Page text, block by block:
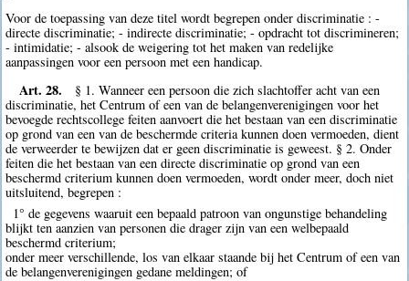
Voor de toepassing van deze titel wordt begrepen onder discriminatie : -
directe discriminatie; - indirecte discriminatie; - opdracht tot discrimineren;
- intimidatie; - alsook de weigering tot het maken van redelijke
aanpassingen voor een persoon met een handicap.
Art. 28.
§ 1. Wanneer een persoon die zich slachtoffer acht van een
discriminatie, het Centrum of een van de belangenverenigingen voor het
bevoegde rechtscollege feiten aanvoert die het bestaan van een discriminatie
op grond van een van de beschermde criteria kunnen doen vermoeden, dient
de verweerder te bewijzen dat er geen discriminatie is geweest. § 2. Onder
feiten die het bestaan van een directe discriminatie op grond van een
beschermd criterium kunnen doen vermoeden, wordt onder meer, doch niet
uitsluitend, begrepen :
1° de gegevens waaruit een bepaald patroon van ongunstige behandeling
blijkt ten aanzien van personen die drager zijn van een welbepaald
beschermd criterium;
onder meer verschillende, los van elkaar staande bij het Centrum of een van
de belangenverenigingen gedane meldingen; of